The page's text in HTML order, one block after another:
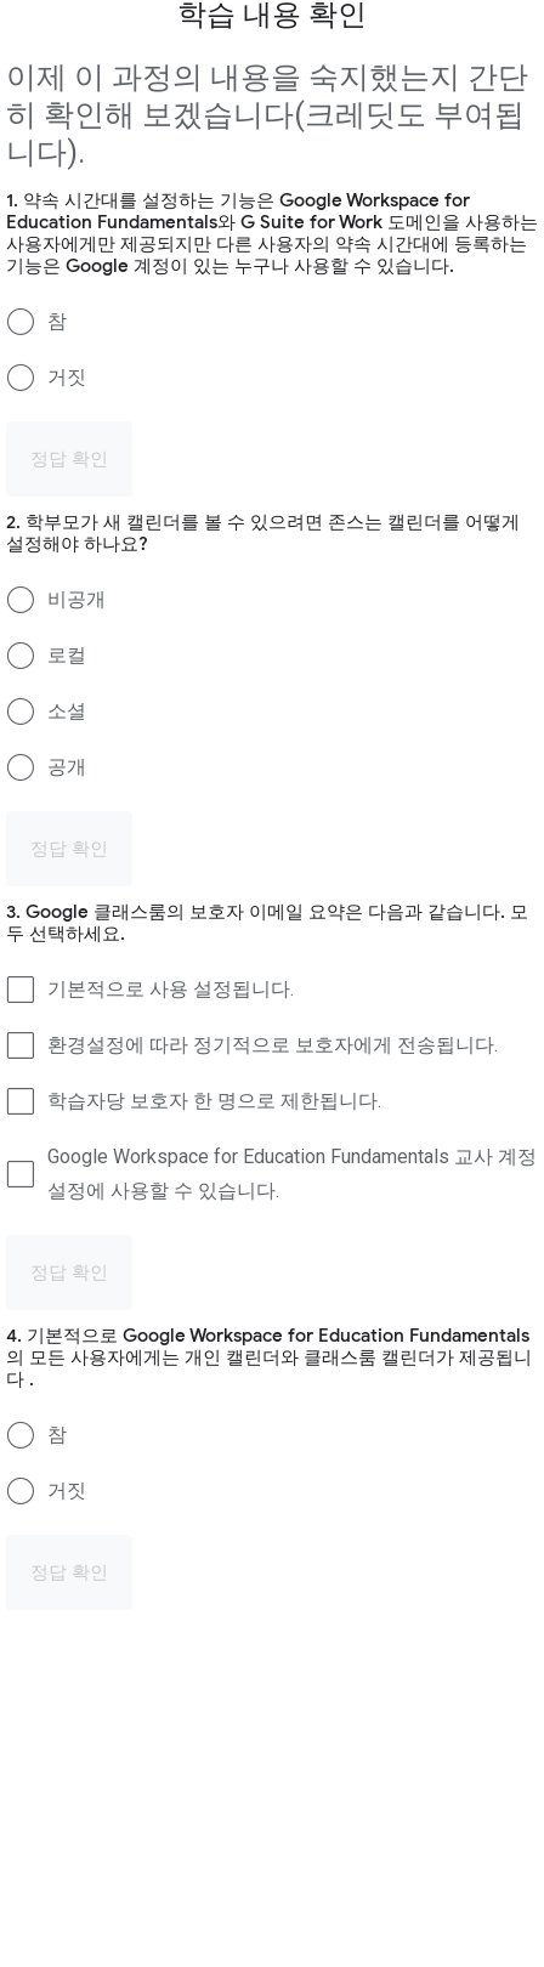
학습 내용 확인
이제 이 과정의 내용을 숙지했는지 간단
히 확인해 보겠습니다(크레딧도 부여됩
니다).
1. 약속 시간대를 설정하는 기능은 Google Workspace for
Education Fundamentals와 G Suite for Work 도메인을 사용하는
사용자에게만 제공되지만 다른 사용자의 약속 시간대에 등록하는
기능은 Google 계정이 있는 누구나 사용할 수 있습니다.
참
거짓
정답 확인
2. 학부모가 새 캘린더를 볼 수 있으려면 존스는 캘린더를 어떻게
설정해야 하나요?
비공개
로컬
소셜
공개
정답 확인
3. Google 클래스룸의 보호자 이메일 요약은 다음과 같습니다. 모
두 선택하세요.
기본적으로 사용 설정됩니다.
환경설정에 따라 정기적으로 보호자에게 전송됩니다.
학습자당 보호자 한 명으로 제한됩니다.
Google Workspace for Education Fundamentals 교사 계정
설정에 사용할 수 있습니다.
정답 확인
4. 기본적으로 Google Workspace for Education Fundamentals
의 모든 사용자에게는 개인 캘린더와 클래스룸 캘린더가 제공됩니
다 .
참
거짓
정답 확인